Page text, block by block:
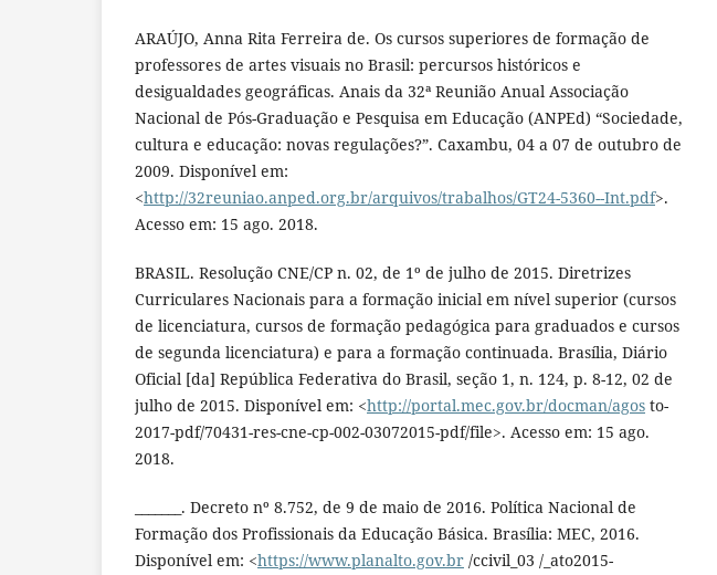
ARAÚJO, Anna Rita Ferreira de. Os cursos superiores de formação de
professores de artes visuais no Brasil: percursos históricos e
desigualdades geográficas. Anais da 32ª Reunião Anual Associação
Nacional de Pós-Graduação e Pesquisa em Educação (ANPEd) “Sociedade,
cultura e educação: novas regulações?”. Caxambu, 04 a 07 de outubro de
2009. Disponível em:
<http://32reuniao.anped.org.br/arquivos/trabalhos/GT24-5360--Int.pdf>.
Acesso em: 15 ago. 2018.
BRASIL. Resolução CNE/CP n. 02, de 1º de julho de 2015. Diretrizes
Curriculares Nacionais para a formação inicial em nível superior (cursos
de licenciatura, cursos de formação pedagógica para graduados e cursos
de segunda licenciatura) e para a formação continuada. Brasília, Diário
Oficial [da] República Federativa do Brasil, seção 1, n. 124, p. 8-12, 02 de
julho de 2015. Disponível em: <http://portal.mec.gov.br/docman/agos to-
2017-pdf/70431-res-cne-cp-002-03072015-pdf/file>. Acesso em: 15 ago.
2018.
_______. Decreto nº 8.752, de 9 de maio de 2016. Política Nacional de
Formação dos Profissionais da Educação Básica. Brasília: MEC, 2016.
Disponível em: <https://www.planalto.gov.br /ccivil_03 /_ato2015-